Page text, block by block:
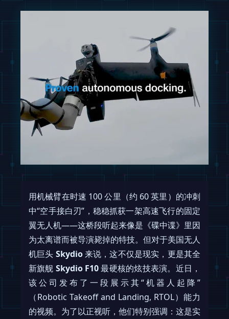
用机械臂在时速 100 公里（约 60 英里）的冲刺
中“空手接白刃”，稳稳抓获一架高速飞行的固定
翼无人机——这桥段听起来像是《碟中谍》里因
为太离谱而被导演毙掉的特技。但对于美国无人
机巨头 Skydio来说，这不仅是现实，更是其全
新旗舰 Skydio F10最硬核的炫技表演。近日，
该公司发布了一段展示其“机器人起降”
（Robotic Takeoff and Landing, RTOL）能力
的视频。为了以正视听，他们特别强调：这是实